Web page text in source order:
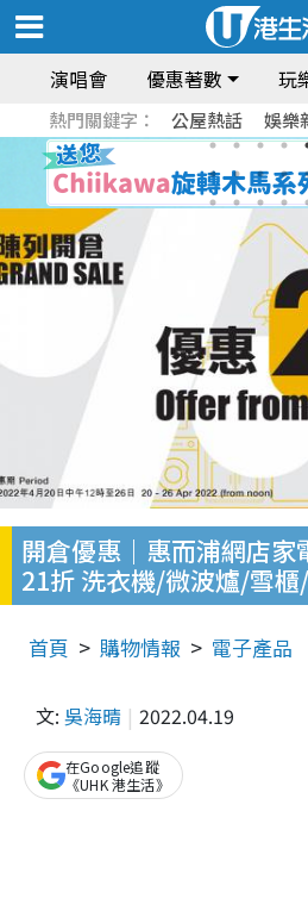
演唱會 優惠著數 玩
熱門關鍵字： 公屋熱話 娛樂
開倉優惠｜惠而浦網店家
21折 洗衣機/微波爐/雪
首頁 購物情報 電子產品
文: 吳海晴 2022.04.19
在Google追蹤
《UHK 港生活》